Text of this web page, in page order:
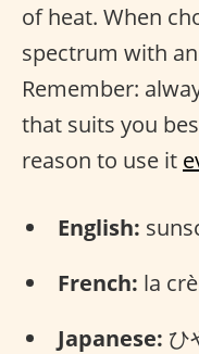
of heat. When
spectrum with
Remember:
that suits you
reason to use it
English:
French: la
Japanese: ひ